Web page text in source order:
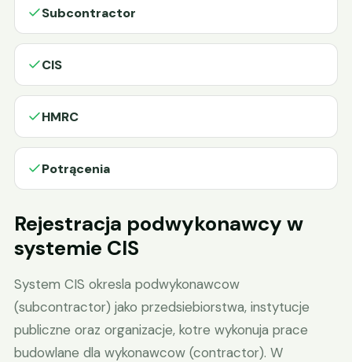
Subcontractor
CIS
HMRC
Potrącenia
Rejestracja podwykonawcy w
systemie CIS
System CIS okresla podwykonawcow
(subcontractor) jako przedsiebiorstwa, instytucje
publiczne oraz organizacje, kotre wykonuja prace
budowlane dla wykonawcow (contractor). W